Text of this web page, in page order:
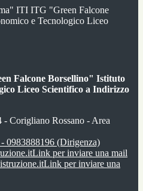
ITI ITG "Green Falcone
e Tecnologico Liceo
Falcone Borsellino" Istituto
Liceo Scientifico a Indirizzo
- Corigliano Rossano - Area
0983888196 (Dirigenza)
Link per inviare una mail
Link per inviare una